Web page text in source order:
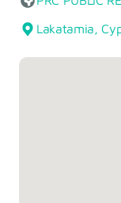
Lakatamia,